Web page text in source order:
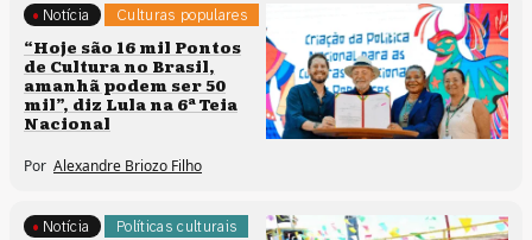
Culturas populares
Notícia
Políticas culturais
“Hoje são 16 mil Pontos
de Cultura no Brasil,
amanhã podem ser 50
mil”, diz Lula na 6ª Teia
Nacional
Por Alexandre Briozo Filho
Notícia Políticas culturais